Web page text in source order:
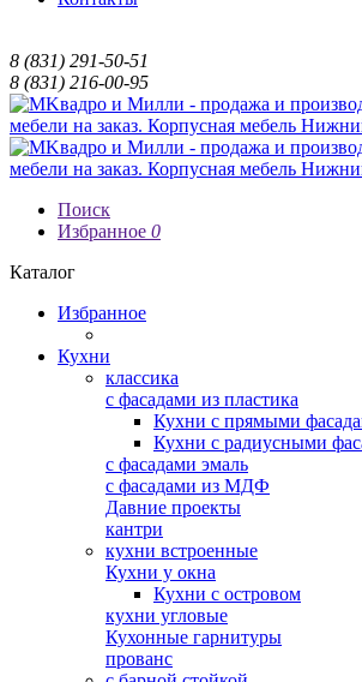
8 (831) 291-50-51
8 (831) 216-00-95
Поиск
Избранное 0
Каталог
Избранное
Кухни
классика
с фасадами из пластика
Кухни с прямыми
Кухни с радиусными
с фасадами эмаль
с фасадами из МДФ
Давние проекты
кантри
кухни встроенные
Кухни у окна
Кухни с островом
кухни угловые
Кухонные гарнитуры
прованс